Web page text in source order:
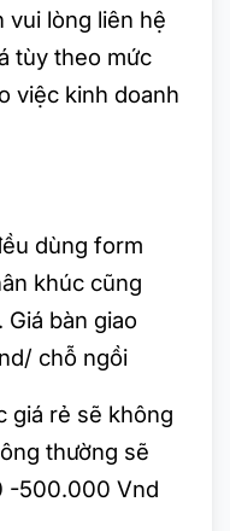
vui lòng liên hệ
tùy theo mức
việc kinh doanh
dùng form
khúc cũng
bàn giao
chỗ ngồi
giá rẻ sẽ không
thường sẽ
-500.000 Vnd